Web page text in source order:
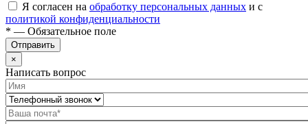
Я согласен на обработку персональных данных и с
политикой конфиденциальности
* — Обязательное поле
Отправить
×
Написать вопрос